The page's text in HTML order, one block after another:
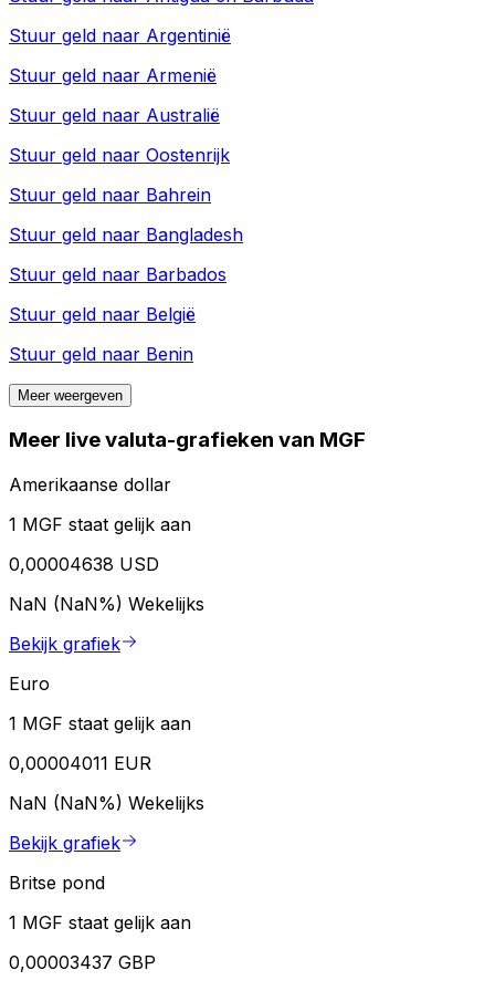
Stuur geld naar Argentinië
Stuur geld naar Armenië
Stuur geld naar Australië
Stuur geld naar Oostenrijk
Stuur geld naar Bahrein
Stuur geld naar Bangladesh
Stuur geld naar Barbados
Stuur geld naar België
Stuur geld naar Benin
Meer weergeven
Meer live valuta-grafieken van MGF
Amerikaanse dollar
1 MGF staat gelijk aan
0,00004638 USD
NaN (NaN%) Wekelijks
Bekijk grafiek
Euro
1 MGF staat gelijk aan
0,00004011 EUR
NaN (NaN%) Wekelijks
Bekijk grafiek
Britse pond
1 MGF staat gelijk aan
0,00003437 GBP